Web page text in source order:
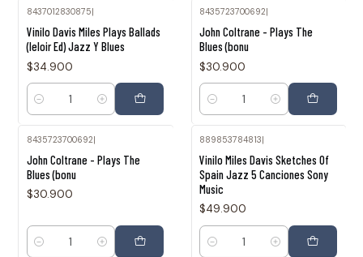
8437012830875|
Vinilo Davis Miles Plays Ballads
(leloir Ed) Jazz Y Blues
$34.900
Cantidad
8435723700692|
John Coltrane - Plays The
Blues (bonu
$30.900
Cantidad
8435723700692|
John Coltrane - Plays The
Blues (bonu
$30.900
Cantidad
889853784813|
Vinilo Miles Davis Sketches Of
Spain Jazz 5 Canciones Sony
Music
$49.900
Cantidad